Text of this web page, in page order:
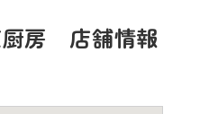
厨房 店舗情報